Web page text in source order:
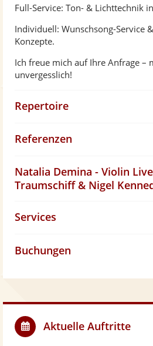
Full-Service: Ton- & Lichttechnik
Individuell: Wunschsong-Service
Konzepte.
Ich freue mich auf Ihre Anfrage –
unvergesslich!
Repertoire
Referenzen
Natalia Demina - Violin
Traumschiff & Nigel
Services
Buchungen
Aktuelle Auftritte